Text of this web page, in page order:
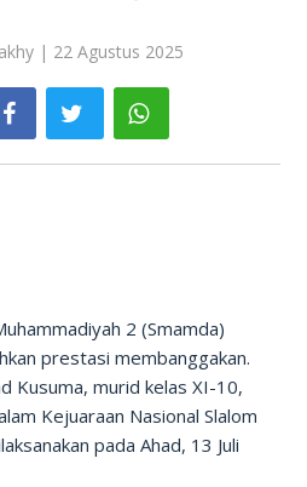
| 22 Agustus 2025
2 (Smamda)
prestasi membanggakan.
Kusuma, murid kelas XI-10,
Kejuaraan Nasional Slalom
pada Ahad, 13 Juli